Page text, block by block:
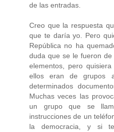
de las entradas.
Creo que la respuesta
que te daría yo. Pero
República no ha
duda que se le fueron
elementos, pero
ellos eran de grupos
determinados
Muchas veces las
un grupo que se
instrucciones de un
la democracia, y si te